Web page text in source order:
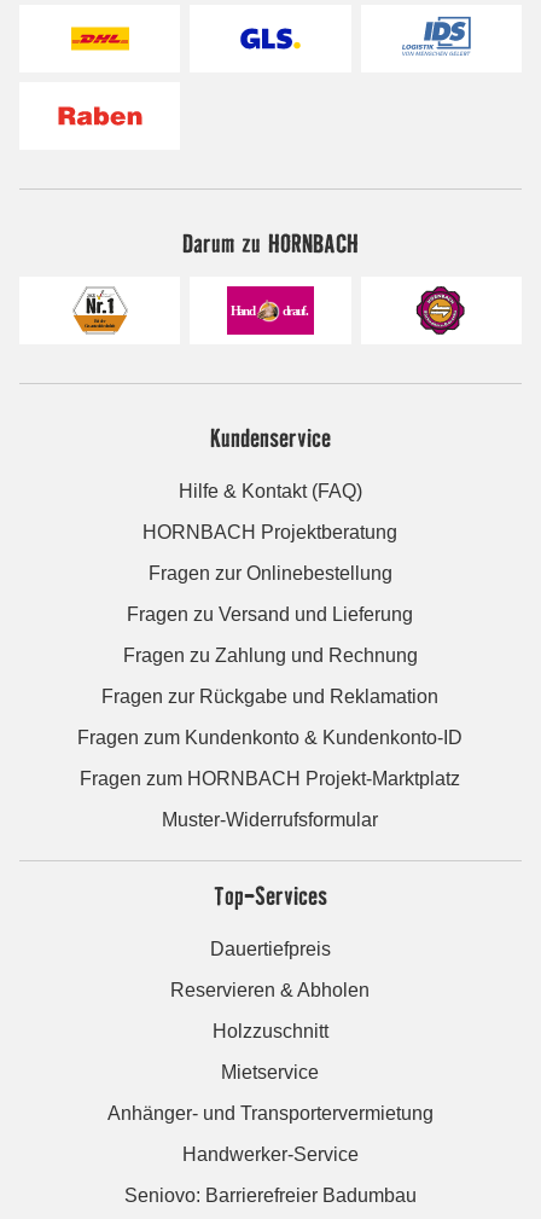
Darum zu HORNBACH
Kundenservice
Hilfe & Kontakt (FAQ)
HORNBACH Projektberatung
Fragen zur Onlinebestellung
Fragen zu Versand und Lieferung
Fragen zu Zahlung und Rechnung
Fragen zur Rückgabe und Reklamation
Fragen zum Kundenkonto & Kundenkonto-ID
Fragen zum HORNBACH Projekt-Marktplatz
Muster-Widerrufsformular
Top-Services
Dauertiefpreis
Reservieren & Abholen
Holzzuschnitt
Mietservice
Anhänger- und Transportervermietung
Handwerker-Service
Seniovo: Barrierefreier Badumbau